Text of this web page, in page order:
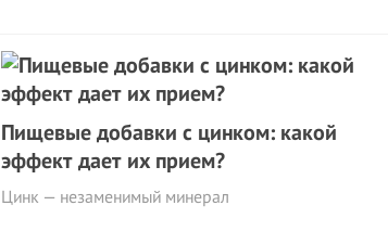
Пищевые добавки с цинком: какой
эффект дает их прием?
Цинк — незаменимый минерал